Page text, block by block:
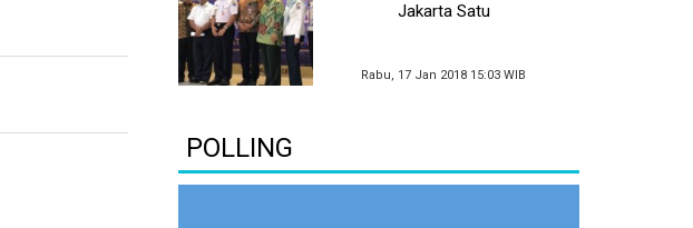
Jakarta Satu
Rabu, 17 Jan 2018 15:03 WIB
POLLING